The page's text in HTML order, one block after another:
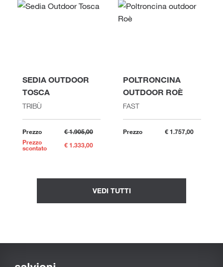
SEDIA OUTDOOR
TOSCA
TRIBÙ
Prezzo
€ 1.905,00
Prezzo
scontato € 1.333,00
POLTRONCINA
OUTDOOR ROÈ
FAST
Prezzo € 1.757,00
VEDI TUTTI